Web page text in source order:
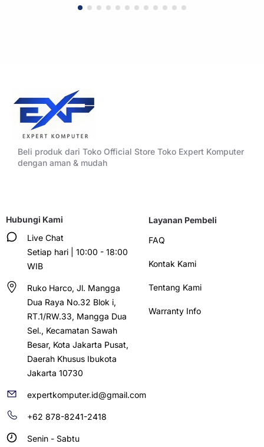
Beli produk dari Toko Official Store Toko Expert Komputer
dengan aman & mudah
Hubungi Kami
Live Chat
Setiap hari | 10:00 - 18:00
WIB
Ruko Harco, Jl. Mangga
Dua Raya No.32 Blok i,
RT.1/RW.33, Mangga Dua
Sel., Kecamatan Sawah
Besar, Kota Jakarta Pusat,
Daerah Khusus Ibukota
Jakarta 10730
expertkomputer.id@gmail.com
+62 878-8241-2418
Senin - Sabtu
Layanan Pembeli
FAQ
Kontak Kami
Tentang Kami
Warranty Info